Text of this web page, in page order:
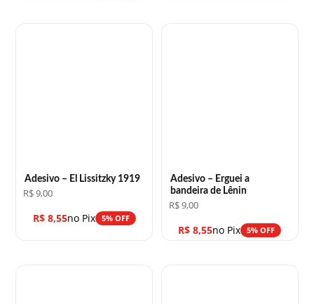
Adesivo – El Lissitzky 1919
R$9,00
R$8,55no Pix 5% OFF
Adesivo – Erguei a
bandeira de Lênin
R$9,00
R$ 8,55no Pix 5% OFF